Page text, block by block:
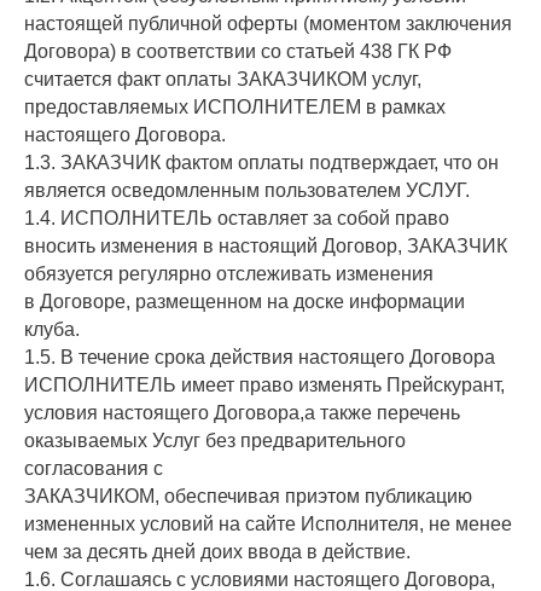
настоящей публичной оферты (моментом заключения
Договора) в соответствии со статьей 438 ГК РФ
считается факт оплаты ЗАКАЗЧИКОМ услуг,
предоставляемых ИСПОЛНИТЕЛЕМ в рамках
настоящего Договора.
1.3. ЗАКАЗЧИК фактом оплаты подтверждает, что он
является осведомленным пользователем УСЛУГ.
1.4. ИСПОЛНИТЕЛЬ оставляет за собой право
вносить изменения в настоящий Договор, ЗАКАЗЧИК
обязуется регулярно отслеживать изменения
в Договоре, размещенном на доске информации
клуба.
1.5. В течение срока действия настоящего Договора
ИСПОЛНИТЕЛЬ имеет право изменять Прейскурант,
условия настоящего Договора,а также перечень
оказываемых Услуг без предварительного
согласования с
ЗАКАЗЧИКОМ, обеспечивая приэтом публикацию
измененных условий на сайте Исполнителя, не менее
чем за десять дней доих ввода в действие.
1.6. Соглашаясь с условиями настоящего Договора,